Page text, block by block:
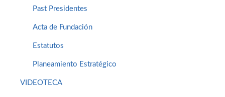
Past Presidentes
Acta de Fundación
Estatutos
Planeamiento Estratégico
VIDEOTECA